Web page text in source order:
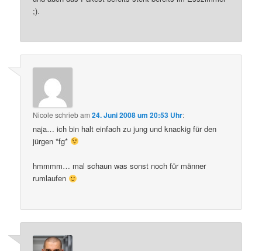
;).
Nicole schriebam24. Juni 2008 um 20:53 Uhr:
naja… ich bin halt einfach zu jung und knackig für den
jürgen *fg*
hmmmm… mal schaun was sonst noch für männer
rumlaufen